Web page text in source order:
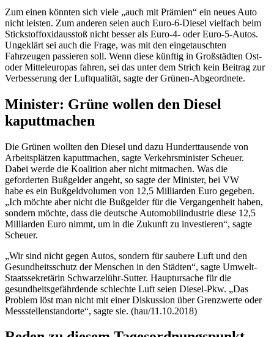
Zum einen könnten sich viele „auch mit Prämien“ ein neues Auto
nicht leisten. Zum anderen seien auch Euro-6-Diesel vielfach beim
Stickstoffoxidausstoß nicht besser als Euro-4- oder Euro-5-Autos.
Ungeklärt sei auch die Frage, was mit den eingetauschten
Fahrzeugen passieren soll. Wenn diese künftig in Großstädten Ost-
oder Mitteleuropas fahren, sei das unter dem Strich kein Beitrag zur
Verbesserung der Luftqualität, sagte der Grünen-Abgeordnete.
Minister: Grüne wollen den Diesel
kaputtmachen
Die Grünen wollten den Diesel und dazu Hunderttausende von
Arbeitsplätzen kaputtmachen, sagte Verkehrsminister Scheuer.
Dabei werde die Koalition aber nicht mitmachen. Was die
geforderten Bußgelder angeht, so sagte der Minister, bei VW
habe es ein Bußgeldvolumen von 12,5 Milliarden Euro gegeben.
„Ich möchte aber nicht die Bußgelder für die Vergangenheit haben,
sondern möchte, dass die deutsche Automobilindustrie diese 12,5
Milliarden Euro nimmt, um in die Zukunft zu investieren“, sagte
Scheuer.
„Wir sind nicht gegen Autos, sondern für saubere Luft und den
Gesundheitsschutz der Menschen in den Städten“, sagte Umwelt-
Staatssekretärin Schwarzelühr-Sutter. Hauptursache für die
gesundheitsgefährdende schlechte Luft seien Diesel-Pkw. „Das
Problem löst man nicht mit einer Diskussion über Grenzwerte oder
Messstellenstandorte“, sagte sie. (hau/11.10.2018)